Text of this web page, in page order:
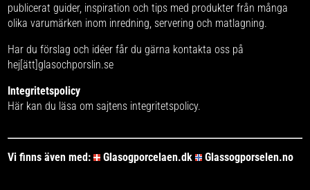
publicerat guider, inspiration och tips med produkter från många
olika varumärken inom inredning, servering och matlagning.
Har du förslag och idéer får du gärna kontakta oss på
hej[ätt]glasochporslin.se
Integritetspolicy
Här kan du läsa om sajtens integritetspolicy.
Vi finns även med: Glasogporcelaen.dk Glassogporselen.no